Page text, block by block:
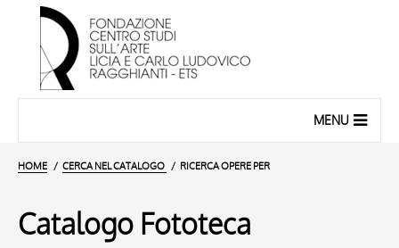
MENU
HOME CERCA NEL CATALOGO RICERCA OPERE PER
Catalogo Fototeca